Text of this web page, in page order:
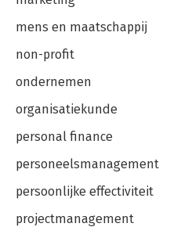
mens en maatschappij
non-profit
ondernemen
organisatiekunde
personal finance
personeelsmanagement
persoonlijke effectiviteit
projectmanagement